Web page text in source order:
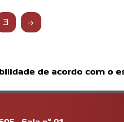
3 →
de acordo com o